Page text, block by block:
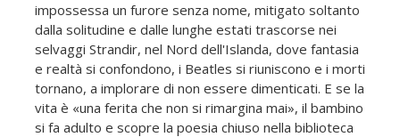
impossessa un furore senza nome, mitigato soltanto
dalla solitudine e dalle lunghe estati trascorse nei
selvaggi Strandir, nel Nord dell'Islanda, dove fantasia
e realtà si confondono, i Beatles si riuniscono e i morti
tornano, a implorare di non essere dimenticati. E se la
vita è «una ferita che non si rimargina mai», il bambino
si fa adulto e scopre la poesia chiuso nella biblioteca